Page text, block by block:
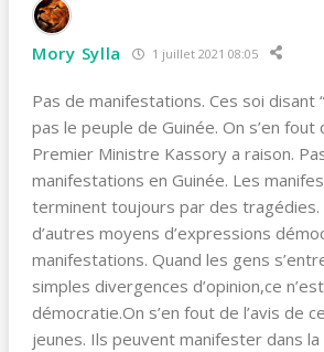
Mory Sylla 1 juillet 2021 08:05
Pas de manifestations. Ces soi disant
pas le peuple de Guinée. On s’en fout
Premier Ministre Kassory a raison.
manifestations en Guinée. Les
terminent toujours par des tragédies.
d’autres moyens d’expressions
manifestations. Quand les gens
simples divergences d’opinion,ce
démocratie.On s’en fout de l’avis de
jeunes. Ils peuvent manifester dans